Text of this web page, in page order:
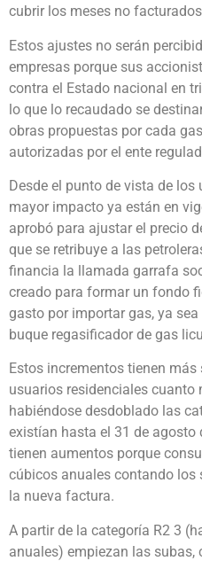
cubrir los meses no
Estos ajustes no serán
empresas porque sus
contra el Estado nacional en
lo que lo recaudado se
obras propuestas por cada
autorizadas por el ente
Desde el punto de vista de
mayor impacto ya están en
aprobó para ajustar el precio
que se retribuye a las
financia la llamada garrafa
creado para formar un fondo
gasto por importar gas, ya
buque regasificador de gas
Estos incrementos tienen
usuarios residenciales cuanto
habiéndose desdoblado las
existían hasta el 31 de agosto
tienen aumentos porque
cúbicos anuales contando los
la nueva factura.
A partir de la categoría R2 3
anuales) empiezan las subas,